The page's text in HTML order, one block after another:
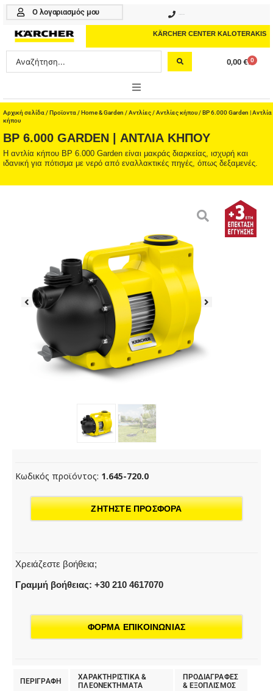
Μετάβαση
περιεχόμενο
Ο λογαριασμός μου
KÄRCHER CENTER KALOTERAKIS
Search
...
0,00 € 0
Cart
ONLINE SHOP
HOME & GARDEN
PROFESSIONAL
Αρχική σελίδα /Προϊοντα /Home & Garden /Αντλίες/Αντλίες κήπου/ BP 6.000 Garden | Αντλία
κήπου
BP 6.000 GARDEN | ΑΝΤΛΊΑ ΚΉΠΟΥ
Η αντλία κήπου BP 6.000 Garden είναι μακράς διαρκείας, ισχυρή και
ιδανική για πότισμα με νερό από εναλλακτικές πηγές, όπως δεξαμενές.
Κωδικός προϊόντος: 1.645-720.0
ΖΗΤΗΣΤΕ ΠΡΟΣΦΟΡΑ
Χρειάζεστε βοήθεια;
Γραμμή βοήθειας: +30 210 4617070
ΦΟΡΜΑ ΕΠΙΚΟΙΝΩΝΙΑΣ
ΠΕΡΙΓΡΑΦΗ
ΧΑΡΑΚΤΗΡΙΣΤΙΚΑ &
ΠΛΕΟΝΕΚΤΗΜΑΤΑ
ΠΡΟΔΙΑΓΡΑΦΕΣ
& EΞΟΠΛΙΣΜΟΣ